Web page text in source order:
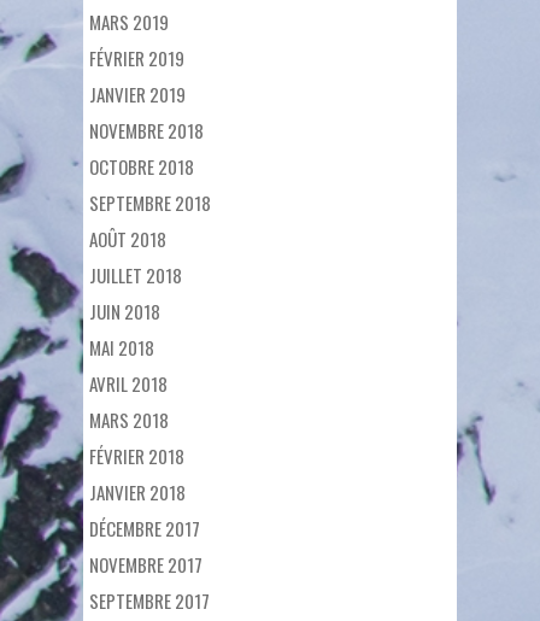
MARS 2019
FÉVRIER 2019
JANVIER 2019
NOVEMBRE 2018
OCTOBRE 2018
SEPTEMBRE 2018
AOÛT 2018
JUILLET 2018
JUIN 2018
MAI 2018
AVRIL 2018
MARS 2018
FÉVRIER 2018
JANVIER 2018
DÉCEMBRE 2017
NOVEMBRE 2017
SEPTEMBRE 2017